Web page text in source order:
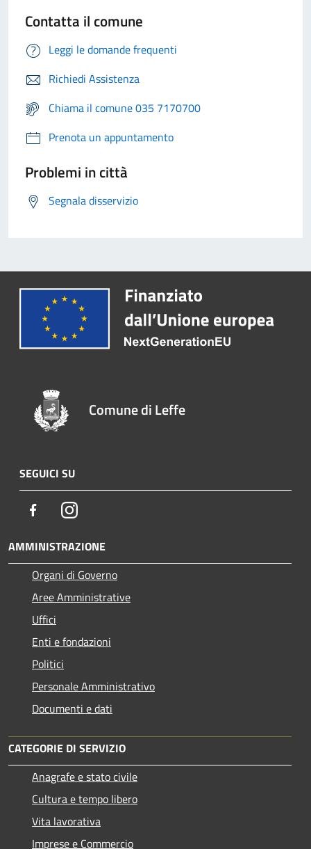
Contatta il comune
Leggi le domande frequenti
Richiedi Assistenza
Chiama il comune 035 7170700
Prenota un appuntamento
Problemi in città
Segnala disservizio
Comune di Leffe
SEGUICI SU
FacebookInstagram
AMMINISTRAZIONE
Organi di Governo
Aree Amministrative
Uffici
Enti e fondazioni
Politici
Personale Amministrativo
Documenti e dati
CATEGORIE DI SERVIZIO
Anagrafe e stato civile
Cultura e tempo libero
Vita lavorativa
Imprese e Commercio